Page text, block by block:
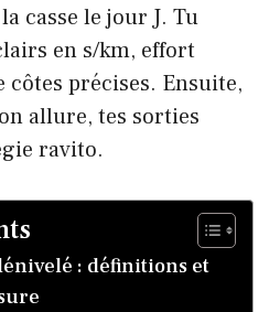
casse le jour J. Tu
en s/km, effort
côtes précises. Ensuite,
allure, tes sorties
ravito.
: définitions et